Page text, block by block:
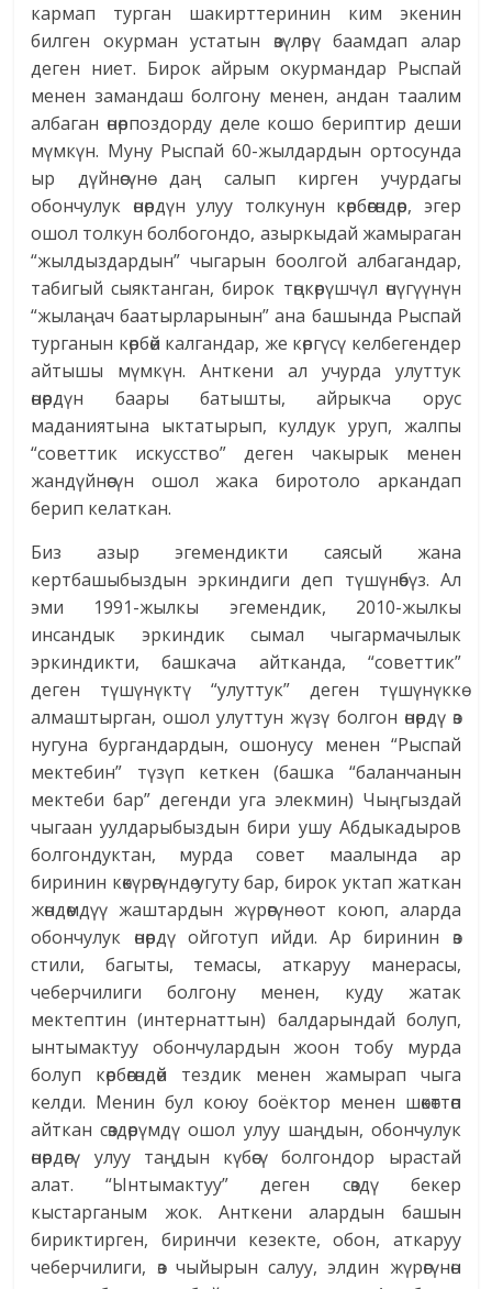
кармап турган шакирттеринин ким экенин
билген окурман устатын өзүлөрү баамдап алар
деген ниет. Бирок айрым окурмандар Рыспай
менен замандаш болгону менен, андан таалим
албаган өнөрпоздорду деле кошо бериптир деши
мүмкүн. Муну Рыспай 60-жылдардын ортосунда
ыр дүйнөсүнө даң салып кирген учурдагы
обончулук өнөрдүн улуу толкунун көрбөгөндөр, эгер
ошол толкун болбогондо, азыркыдай жамыраган
“жылдыздардын” чыгарын боолгой албагандар,
табигый сыяктанган, бирок төңкөрүшчүл өнүгүүнүн
“жылаңач баатырларынын” ана башында Рыспай
турганын көрбөй калгандар, же көргүсү келбегендер
айтышы мүмкүн. Анткени ал учурда улуттук
өнөрдүн баары батышты, айрыкча орус
маданиятына ыктатырып, кулдук уруп, жалпы
“советтик искусство” деген чакырык менен
жандүйнөсүн ошол жака биротоло аркандап
берип келаткан.
Биз азыр эгемендикти саясый жана
кертбашыбыздын эркиндиги деп түшүнөбүз. Ал
эми 1991-жылкы эгемендик, 2010-жылкы
инсандык эркиндик сымал чыгармачылык
эркиндикти, башкача айтканда, “советтик”
деген түшүнүктү “улуттук” деген түшүнүккө
алмаштырган, ошол улуттун жүзү болгон өнөрдү өз
нугуна бургандардын, ошонусу менен “Рыспай
мектебин” түзүп кеткен (башка “баланчанын
мектеби бар” дегенди уга элекмин) Чыңгыздай
чыгаан уулдарыбыздын бири ушу Абдыкадыров
болгондуктан, мурда совет маалында ар
биринин көкүрөгүндө угуту бар, бирок уктап жаткан
жөндөмдүү жаштардын жүрөгүнө от коюп, аларда
обончулук өнөрдү ойготуп ийди. Ар биринин өз
стили, багыты, темасы, аткаруу манерасы,
чеберчилиги болгону менен, куду жатак
мектептин (интернаттын) балдарындай болуп,
ынтымактуу обончулардын жоон тобу мурда
болуп көрбөгөндөй тездик менен жамырап чыга
келди. Менин бул коюу боёктор менен шөкөттөп
айткан сөздөрүмдү ошол улуу шаңдын, обончулук
өнөрдөгү улуу таңдын күбөсү болгондор ырастай
алат. “Ынтымактуу” деген сөздү бекер
кыстарганым жок. Анткени алардын башын
бириктирген, биринчи кезекте, обон, аткаруу
чеберчилиги, өз чыйырын салуу, элдин жүрөгүнөн